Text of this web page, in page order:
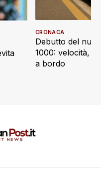
Debutto del
1000: velocità,
a bordo
CRONACA